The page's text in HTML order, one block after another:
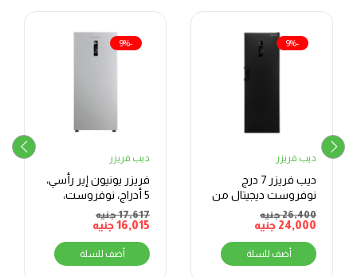
-9%
ديب فريزر
ديب فريزر 7 درج
نوفروست ديجيتال من
– موديل
UFN355LBLBHADXSMI
26,400جنيه
24,000 جنيه
أضف للسلة
-9%
ديب فريزر
فريزر يونيون إير رأسي،
5 أدراج، نوفروست،
رقمي، فضي
17,617جنيه
16,015جنيه
أضف للسلة